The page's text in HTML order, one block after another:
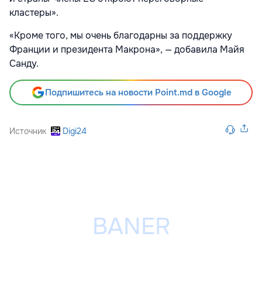
кластеры».
«Кроме того, мы очень благодарны за поддержку
Франции и президента Макрона», — добавила Майя
Санду.
Подпишитесь на новости Point.md в Google
Источник Digi24